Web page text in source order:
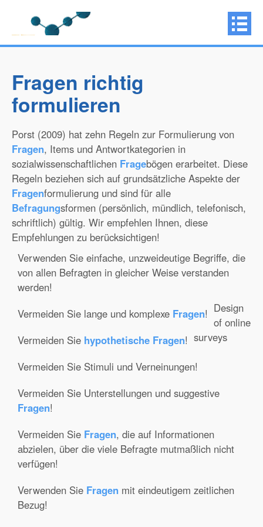
Fragen richtig
formulieren
Porst (2009) hat zehn Regeln zur Formulierung von
Fragen, Items und Antwortkategorien in
sozialwissenschaftlichen Fragebögen erarbeitet. Diese
Regeln beziehen sich auf grundsätzliche Aspekte der
Fragenformulierung und sind für alle
Befragungsformen (persönlich, mündlich, telefonisch,
schriftlich) gültig. Wir empfehlen Ihnen, diese
Empfehlungen zu berücksichtigen!
Verwenden Sie einfache, unzweideutige Begriffe, die
von allen Befragten in gleicher Weise verstanden
werden!
Vermeiden Sie lange und komplexe Fragen!
Vermeiden Sie hypothetische Fragen!
Vermeiden Sie Stimuli und Verneinungen!
Vermeiden Sie Unterstellungen und suggestive
Fragen!
Vermeiden Sie Fragen, die auf Informationen
abzielen, über die viele Befragte mutmaßlich nicht
verfügen!
Verwenden Sie Fragen mit eindeutigem zeitlichen
Bezug!
Design
of online
surveys